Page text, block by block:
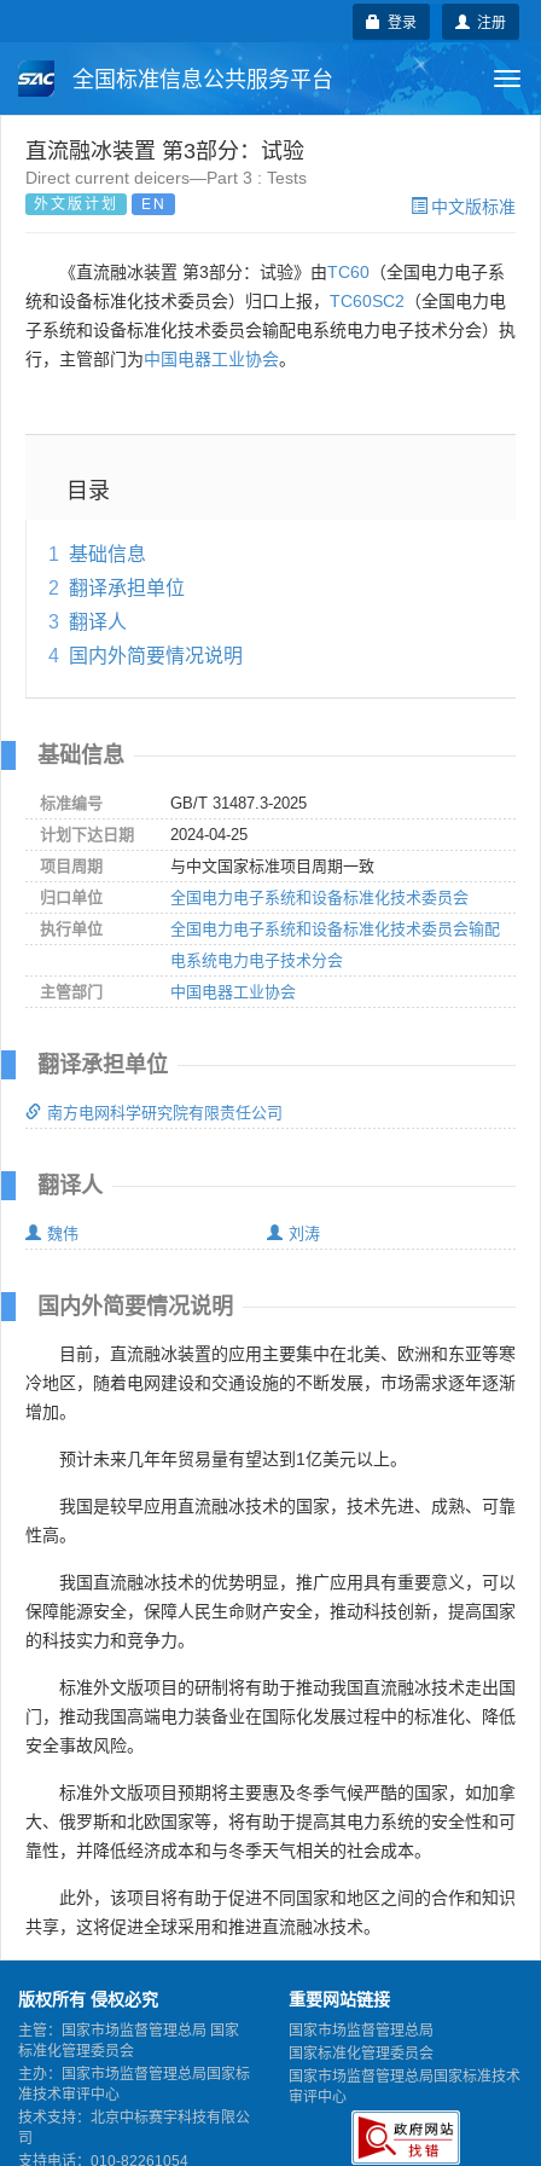
注册
登录
全国标准信息公共服务平台
国家标准 行业标准
团体标准 国际标准
国外标准 技术委员会
直流融冰装置 第3部分：试验
Direct current deicers—Part 3 : Tests
外文版计划 EN 中文版标准
《直流融冰装置 第3部分：试验》由TC60 （全国电力电子系
统和设备标准化技术委员会）归口上报， TC60SC2 （全国电力电
子系统和设备标准化技术委员会输配电系统电力电子技术分会）执
行，主管部门为中国电器工业协会。
目录
1 基础信息
2 翻译承担单位
3 翻译人
4
国内外简要情况说明
基础信息
标准编号
GB/T 31487.3-2025
计划下达日期
2024-04-25
项目周期
与中文国家标准项目周期一致
归口单位
全国电力电子系统和设备标准化技术委员会
执行单位
全国电力电子系统和设备标准化技术委员会输配
电系统电力电子技术分会
主管部门
中国电器工业协会
翻译承担单位
南方电网科学研究院有限责任公司
翻译人
魏伟 刘涛
国内外简要情况说明
目前，直流融冰装置的应用主要集中在北美、欧洲和东亚等寒
冷地区，随着电网建设和交通设施的不断发展，市场需求逐年逐渐
增加。
预计未来几年年贸易量有望达到1亿美元以上。
我国是较早应用直流融冰技术的国家，技术先进、成熟、可靠
性高。
我国直流融冰技术的优势明显，推广应用具有重要意义，可以
保障能源安全，保障人民生命财产安全，推动科技创新，提高国家
的科技实力和竞争力。
标准外文版项目的研制将有助于推动我国直流融冰技术走出国
门，推动我国高端电力装备业在国际化发展过程中的标准化、降低
安全事故风险。
标准外文版项目预期将主要惠及冬季气候严酷的国家，如加拿
大、俄罗斯和北欧国家等，将有助于提高其电力系统的安全性和可
靠性，并降低经济成本和与冬季天气相关的社会成本。
此外，该项目将有助于促进不同国家和地区之间的合作和知识
共享，这将促进全球采用和推进直流融冰技术。
版权所有 侵权必究
主管：国家市场监督管理总局 国家
标准化管理委员会
主办：国家市场监督管理总局国家标
准技术审评中心
技术支持：北京中标赛宇科技有限公
司
支持电话：010-82261054
重要网站链接
国家市场监督管理总局
国家标准化管理委员会
国家市场监督管理总局国家标准技术
审评中心